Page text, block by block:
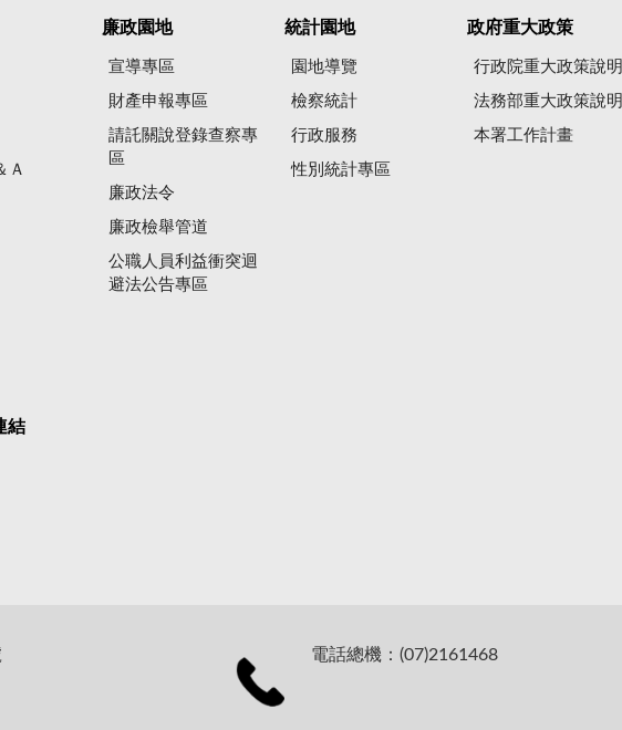
Ａ
廉政園地
宣導專區
財產申報專區
請託關說登錄查察專
區
廉政法令
廉政檢舉管道
公職人員利益衝突迴
避法公告專區
統計園地
園地導覽
檢察統計
行政服務
性別統計專區
政府重大政策
行政院重大政策說明
法務部重大政策說明
本署工作計畫
結
電話總機：(07)2161468